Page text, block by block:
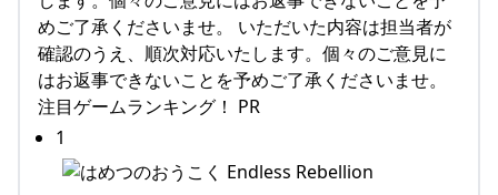
めご了承くださいませ。 いただいた内容は担当者が
確認のうえ、順次対応いたします。個々のご意見に
はお返事できないことを予めご了承くださいませ。
注目ゲームランキング！ PR
1